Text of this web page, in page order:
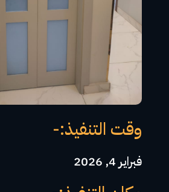
وقت التنفيذ:-
فبراير 4, 2026